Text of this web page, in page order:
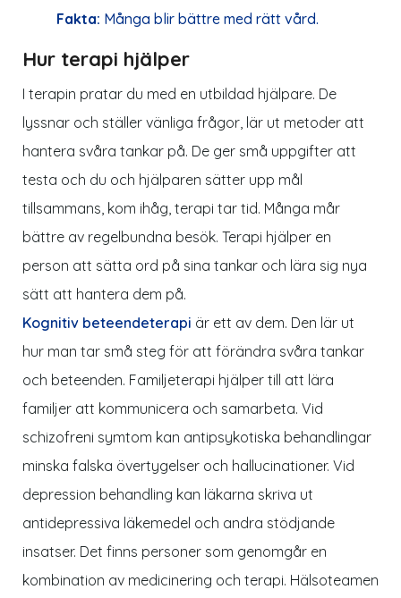
Fakta: Många blir bättre med rätt vård.
Hur terapi hjälper
I terapin pratar du med en utbildad hjälpare. De
lyssnar och ställer vänliga frågor, lär ut metoder att
hantera svåra tankar på. De ger små uppgifter att
testa och du och hjälparen sätter upp mål
tillsammans, kom ihåg, terapi tar tid. Många mår
bättre av regelbundna besök. Terapi hjälper en
person att sätta ord på sina tankar och lära sig nya
sätt att hantera dem på.
Kognitiv beteendeterapi är ett av dem. Den lär ut
hur man tar små steg för att förändra svåra tankar
och beteenden. Familjeterapi hjälper till att lära
familjer att kommunicera och samarbeta. Vid
schizofreni symtom kan antipsykotiska behandlingar
minska falska övertygelser och hallucinationer. Vid
depression behandling kan läkarna skriva ut
antidepressiva läkemedel och andra stödjande
insatser. Det finns personer som genomgår en
kombination av medicinering och terapi. Hälsoteamen